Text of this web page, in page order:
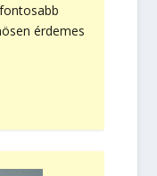
érdemes